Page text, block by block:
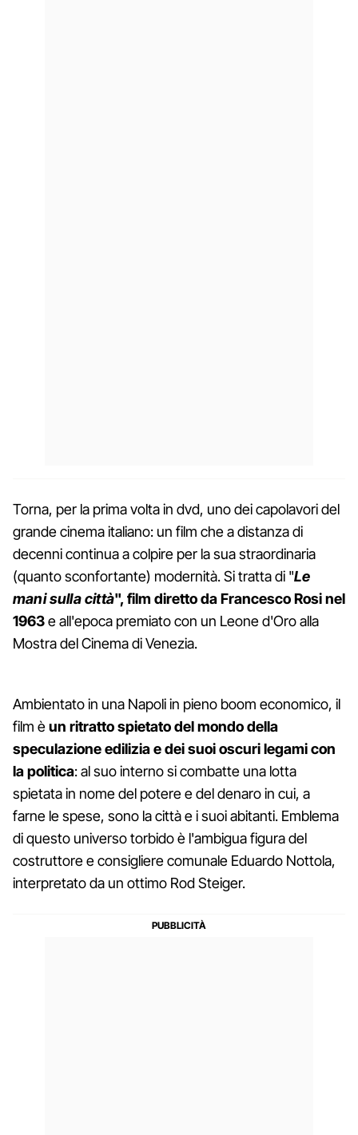
Torna, per la prima volta in dvd, uno dei capolavori del
grande cinema italiano: un film che a distanza di
decenni continua a colpire per la sua straordinaria
(quanto sconfortante) modernità. Si tratta di "Le
mani sulla città", film diretto da Francesco Rosi nel
1963e all'epoca premiato con un Leone d'Oro alla
Mostra del Cinema di Venezia.
Ambientato in una Napoli in pieno boom economico, il
film èun ritratto spietato del mondo della
speculazione edilizia e dei suoi oscuri legami con
la politica: al suo interno si combatte una lotta
spietata in nome del potere e del denaro in cui, a
farne le spese, sono la città e i suoi abitanti. Emblema
di questo universo torbido è l'ambigua figura del
costruttore e consigliere comunale Eduardo Nottola,
interpretato da un ottimo Rod Steiger.